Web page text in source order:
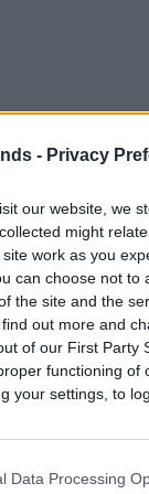
- Privacy
our website, we
might
work as you
can choose not
the site and the
out more and
of our First Party
functioning of
your settings, to
Data Processing
y de
accurate
soon to